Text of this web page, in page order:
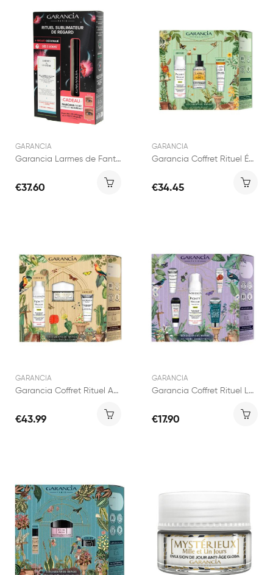
GARANCIA
Garancia Larmes de Fantôme 10ml + Mascara Noir...
€37.60
GARANCIA
Garancia Coffret Rituel Éclat & Lumière
€34.45
GARANCIA
Garancia Coffret Rituel Anti-Âge Global
€43.99
GARANCIA
Garancia Coffret Rituel Les Incontournables
€17.90